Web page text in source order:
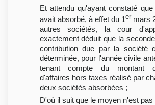
Et attendu qu'ayant constaté
avait absorbé, à effet du 1er mars
autres sociétés, la cour
exactement déduit que la
contribution due par la société
déterminée, pour l'année civile
tenant compte du montant
d'affaires hors taxes réalisé par
deux sociétés absorbées ;
D'où il suit que le moyen n'est pas